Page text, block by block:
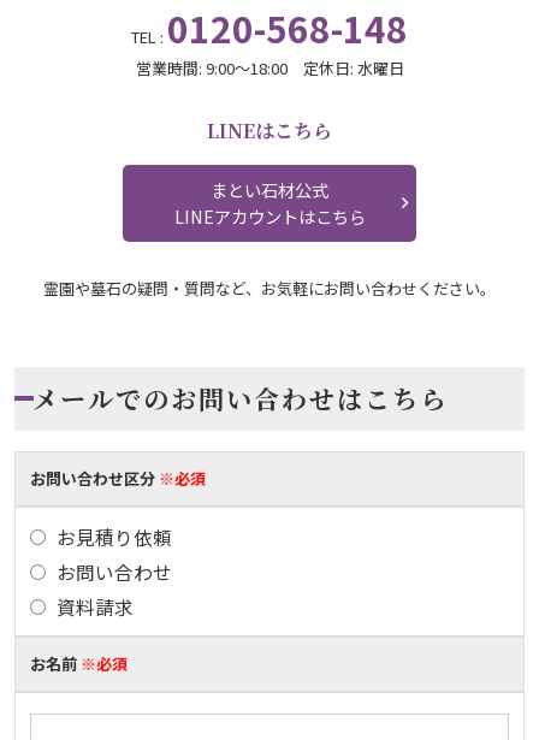
TEL : 0120-568-148
営業時間: 9:00～18:00 定休日: 水曜日
LINEはこちら
まとい石材公式
LINEアカウントはこちら
霊園や墓石の疑問・質問など、お気軽にお問い合わせください。
メールでのお問い合わせはこちら
お問い合わせ区分 ※必須
お見積り依頼
お問い合わせ
資料請求
お名前 ※必須